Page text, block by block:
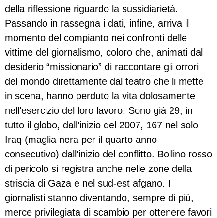
della riflessione riguardo la sussidiarietà.
Passando in rassegna i dati, infine, arriva il
momento del compianto nei confronti delle
vittime del giornalismo, coloro che, animati dal
desiderio “missionario” di raccontare gli orrori
del mondo direttamente dal teatro che li mette
in scena, hanno perduto la vita dolosamente
nell’esercizio del loro lavoro. Sono già 29, in
tutto il globo, dall’inizio del 2007, 167 nel solo
Iraq (maglia nera per il quarto anno
consecutivo) dall’inizio del conflitto. Bollino rosso
di pericolo si registra anche nelle zone della
striscia di Gaza e nel sud-est afgano. I
giornalisti stanno diventando, sempre di più,
merce privilegiata di scambio per ottenere favori